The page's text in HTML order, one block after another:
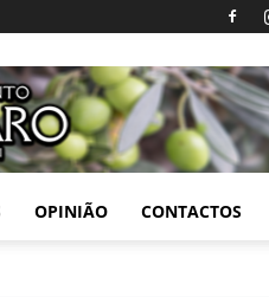
OPINIÃO CONTACTOS